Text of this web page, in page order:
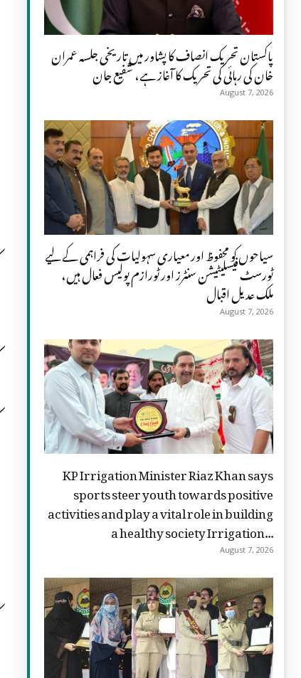
پاکستان تحریک انصاف کا پشاور میں تاریخی جلسہ عمران
خان کی رہائی کی تحریک کا آغاز ہے، شفیع جان
August 7, 2026
سیاحوں کو محفوظ اور معیاری سہولیات کی فراہمی کے لیے
ٹورسٹ فیسلیٹیشن سنٹرز اور ٹورازم پولیس فعال ہیں،
ملک عدیل اقبال
August 7, 2026
KP Irrigation Minister Riaz Khan says
sports steer youth towards positive
activities and play a vital role in building
a healthy society Irrigation...
August 7, 2026